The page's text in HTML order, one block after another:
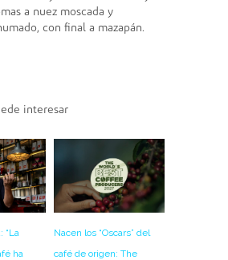
a nuez moscada y
con final a mazapán.
interesar
“La
ha
Nacen los “Oscars” del
café de origen: The